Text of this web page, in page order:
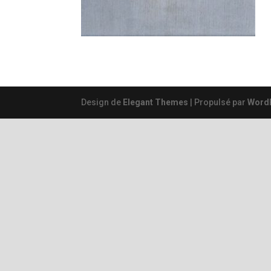
Design de Elegant Themes | Propulsé par